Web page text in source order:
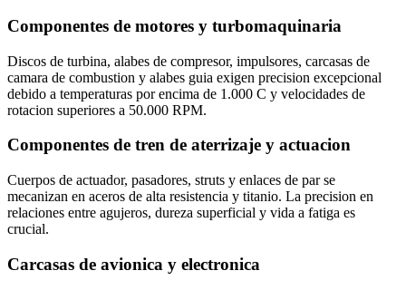
Componentes de motores y turbomaquinaria
Discos de turbina, alabes de compresor, impulsores, carcasas de
camara de combustion y alabes guia exigen precision excepcional
debido a temperaturas por encima de 1.000 C y velocidades de
rotacion superiores a 50.000 RPM.
Componentes de tren de aterrizaje y actuacion
Cuerpos de actuador, pasadores, struts y enlaces de par se
mecanizan en aceros de alta resistencia y titanio. La precision en
relaciones entre agujeros, dureza superficial y vida a fatiga es
crucial.
Carcasas de avionica y electronica